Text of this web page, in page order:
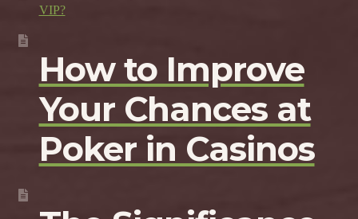
VIP?
How to Improve
Your Chances at
Poker in Casinos